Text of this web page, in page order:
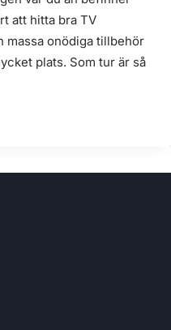
att hitta bra TV
massa onödiga tillbehör
plats. Som tur är så